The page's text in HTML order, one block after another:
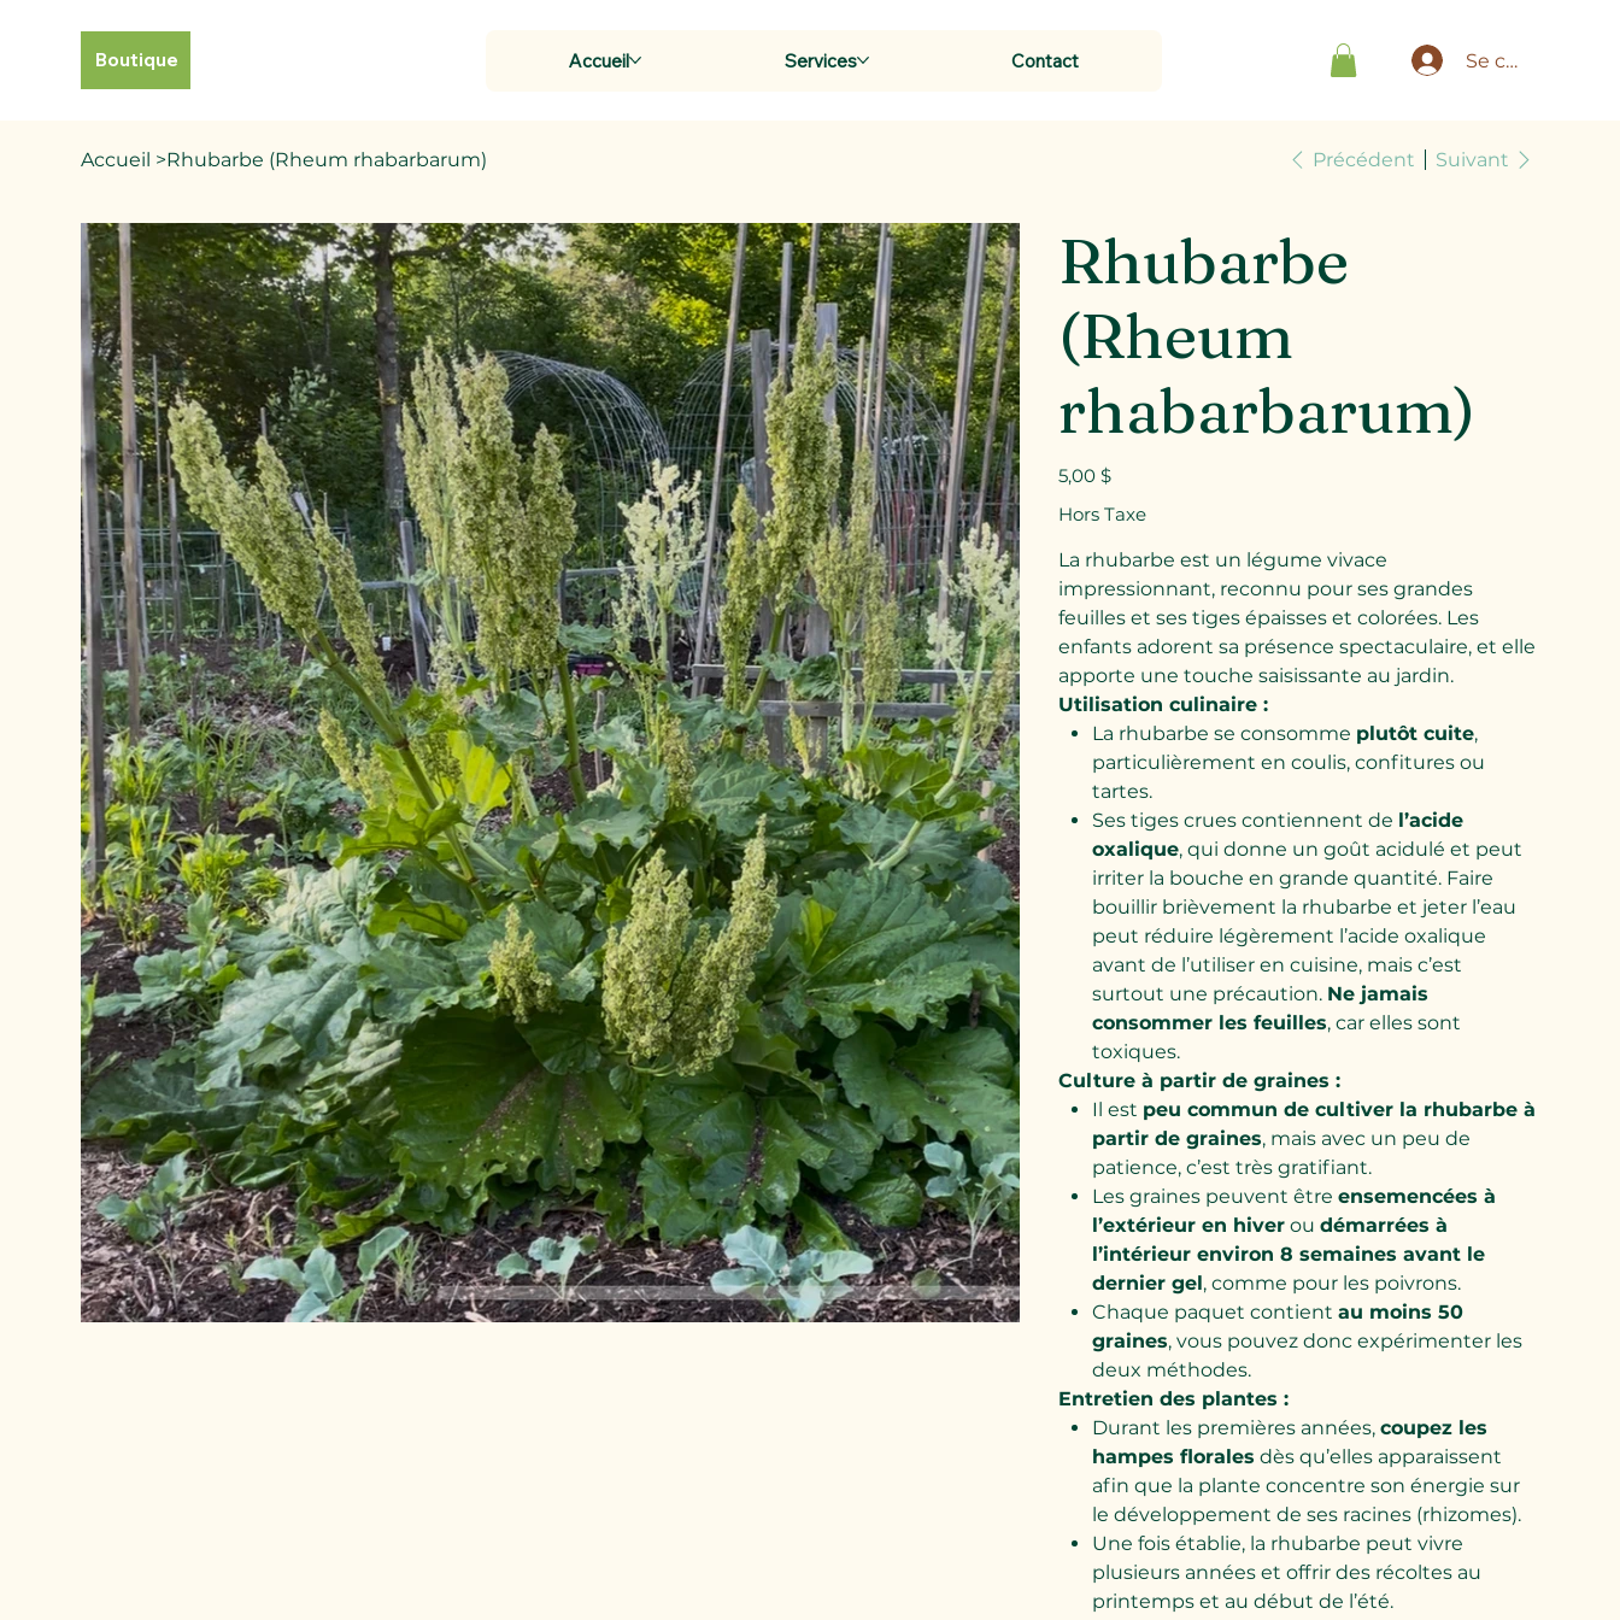
Boutique Accueil Services Contact Se connecter
Accueil >Rhubarbe (Rheum rhabarbarum) Précédent Suivant
Rhubarbe
(Rheum
rhabarbarum)
Prix
5,00 $
Hors Taxe
La rhubarbe est un légume vivace
impressionnant, reconnu pour ses grandes
feuilles et ses tiges épaisses et colorées. Les
enfants adorent sa présence spectaculaire, et elle
apporte une touche saisissante au jardin.
Utilisation culinaire :
La rhubarbe se consomme plutôt cuite,
particulièrement en coulis, confitures ou
tartes.
Ses tiges crues contiennent de l’acide
oxalique, qui donne un goût acidulé et peut
irriter la bouche en grande quantité. Faire
bouillir brièvement la rhubarbe et jeter l’eau
peut réduire légèrement l’acide oxalique
avant de l’utiliser en cuisine, mais c’est
surtout une précaution. Ne jamais
consommer les feuilles, car elles sont
toxiques.
Culture à partir de graines :
Il est peu commun de cultiver la rhubarbe à
partir de graines, mais avec un peu de
patience, c’est très gratifiant.
Les graines peuvent êtreensemencées à
l’extérieur en hiver oudémarrées à
l’intérieur environ 8 semaines avant le
dernier gel, comme pour les poivrons.
Chaque paquet contientau moins 50
graines, vous pouvez donc expérimenter les
deux méthodes.
Entretien des plantes :
Durant les premières années,coupez les
hampes florales dès qu’elles apparaissent
afin que la plante concentre son énergie sur
le développement de ses racines (rhizomes).
Une fois établie, la rhubarbe peut vivre
plusieurs années et offrir des récoltes au
printemps et au début de l’été.